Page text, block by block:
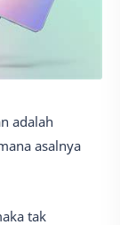
adalah
asalnya
tak